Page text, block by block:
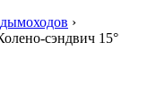
›
сэндвич 15°